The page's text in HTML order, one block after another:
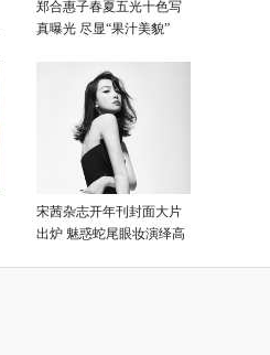
郑合惠子春夏五光十色写
真曝光 尽显“果汁美貌”
宋茜杂志开年刊封面大片
出炉 魅惑蛇尾眼妆演绎高